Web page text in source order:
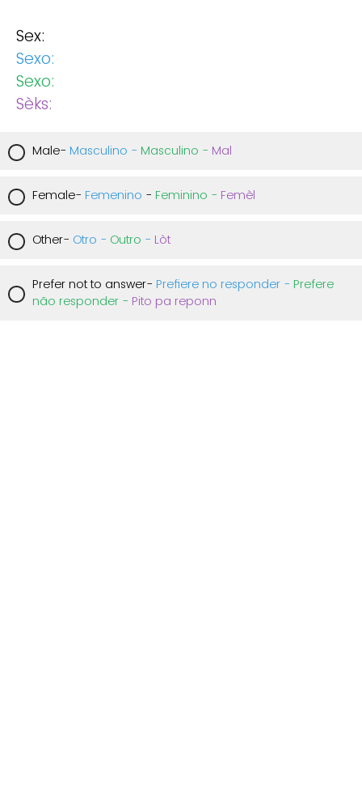
Sex:
Sexo:
Sexo:
Sèks:
Male- Masculino - Masculino - Mal
Female- Femenino - Feminino - Femèl
Other- Otro - Outro - Lòt
Prefer not to answer- Prefiere no responder - Prefere
não responder - Pito pa reponn